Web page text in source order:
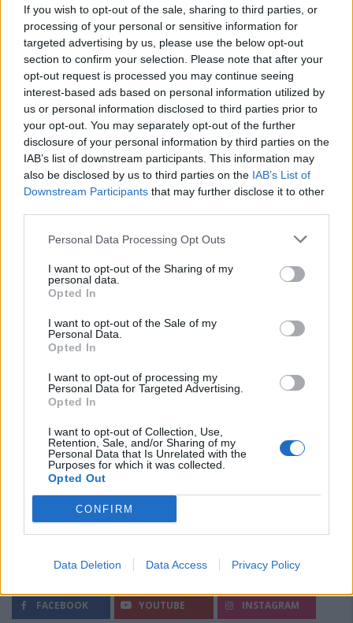
If you wish to opt-out of the sale, sharing to third parties, or
processing of your personal or sensitive information for
targeted advertising by us, please use the below opt-out
section to confirm your selection. Please note that after your
opt-out request is processed you may continue seeing
interest-based ads based on personal information utilized by
us or personal information disclosed to third parties prior to
your opt-out. You may separately opt-out of the further
disclosure of your personal information by third parties on the
IAB’s list of downstream participants. This information may
also be disclosed by us to third parties on the IAB’s List of
Downstream Participants that may further disclose it to other
Personal Data Processing Opt Outs
I want to opt-out of the Sharing of my
personal data.
Opted In
I want to opt-out of the Sale of my
Personal Data.
Opted In
I want to opt-out of processing my
Personal Data for Targeted Advertising.
Opted In
I want to opt-out of Collection, Use,
Retention, Sale, and/or Sharing of my
Personal Data that Is Unrelated with the
Purposes for which it was collected.
Opted Out
CONFIRM
Data Deletion Data Access Privacy Policy
Le 5 sarde ancora nel girone G con 8 squadre
laziali, 4 campane e la novità dei molisani del
Venafro
6 Ago 2026
Coppa Italia: Aranova-Ossese il 23, i derby
Budoni-Latte Dolce e COS-Monastir il 30
6 Ago 2026
Carbonia, l'ex presidente Canu: «Lasciai i
soldi per pagare le vertenze, Meloni si
assuma le responsabilità»
31 Lug 2026
Latte Dolce, Andrea Grigoras è il nuovo ds
Segui Diario Sportivo:
FACEBOOK YOUTUBE INSTAGRAM